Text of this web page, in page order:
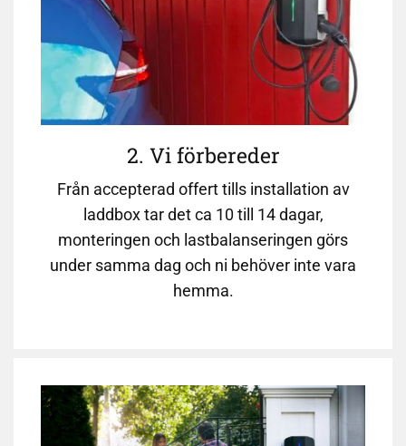
2. Vi förbereder
Från accepterad offert tills installation av
laddbox tar det ca 10 till 14 dagar,
monteringen och lastbalanseringen görs
under samma dag och ni behöver inte vara
hemma.